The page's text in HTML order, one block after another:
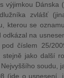
výjimkou Dánska
zvlášť
kterou se
odkázal na
číslem 25/
stejně jako další
soudu,
(jde o usnesení,